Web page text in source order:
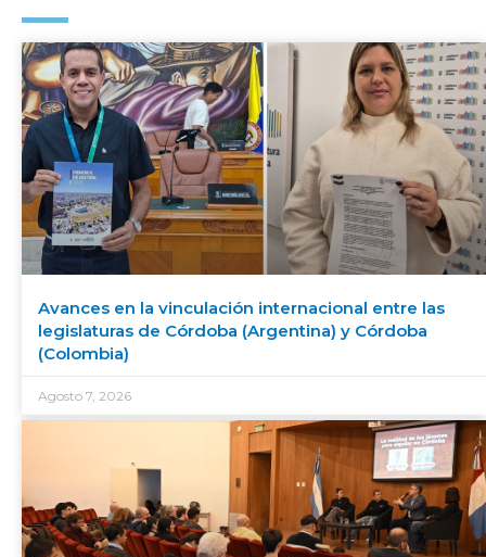
Avances en la vinculación internacional entre las
legislaturas de Córdoba (Argentina) y Córdoba
(Colombia)
Agosto 7, 2026